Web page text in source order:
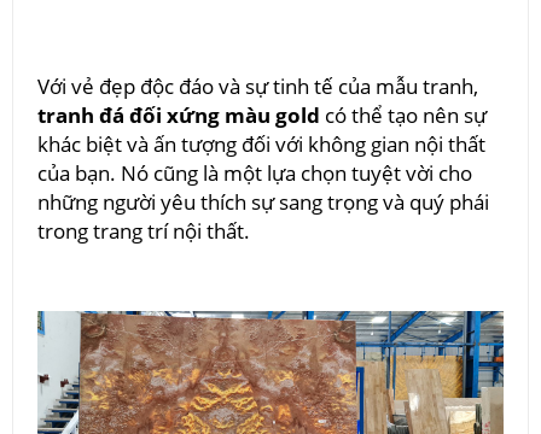
Với vẻ đẹp độc đáo và sự tinh tế của mẫu tranh,
tranh đá đối xứng màu gold có thể tạo nên sự
khác biệt và ấn tượng đối với không gian nội thất
của bạn. Nó cũng là một lựa chọn tuyệt vời cho
những người yêu thích sự sang trọng và quý phái
trong trang trí nội thất.